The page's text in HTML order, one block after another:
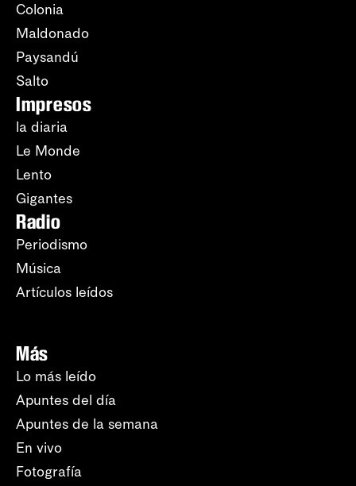
Colonia
Maldonado
Paysandú
Salto
Impresos
la diaria
Le Monde
Lento
Gigantes
Radio
Periodismo
Música
Artículos leídos
Más
Lo más leído
Apuntes del día
Apuntes de la semana
En vivo
Fotografía